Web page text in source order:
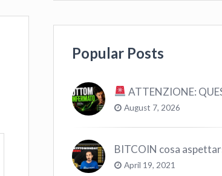
Popular Posts
ATTENZIONE: QUESTO E’ IL BOTTOM –
August 7, 2026
April 19, 2021